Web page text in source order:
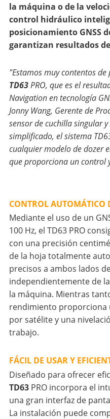
la máquina o de la
control hidráulico
posicionamiento GNSS
garantizan resultados
"Estamos muy contentos
TD63PRO, que es el
Navigation en tecnología
Jonny Wang, Gerente de
sensor de cuchilla singular
simplificado, el sistema
cualquier modelo de dozer
que proporciona un control
CONTROL AUTOMÁTICO
Mediante el uso de un
100 Hz, el TD63 PRO
con una precisión
de la hoja totalmente
precisos a ambos lados
independientemente de
la máquina. Mientras
rendimiento proporciona
por satélite y una
trabajo.
FÁCIL DE USAR Y
Diseñado para ofrecer
TD63 PRO incorpora el
una gran interfaz de
La instalación puede